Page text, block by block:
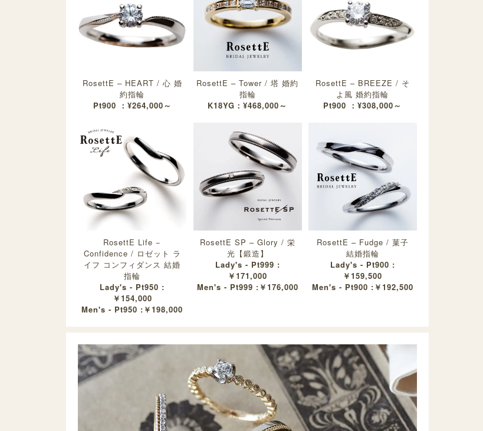
RosettE – HEART / 心 婚
約指輪
Pt900 ：¥264,000～
RosettE – Tower / 塔 婚約
指輪
K18YG：¥468,000～
RosettE – BREEZE / そ
よ風 婚約指輪
Pt900 ：¥308,000～
RosettE Life −
Confidence / ロゼット ラ
イフ コンフィダンス 結婚
指輪
Lady's - Pt950 :
￥154,000
Men's - Pt950 :￥198,000
RosettE SP – Glory / 栄
光【鍛造】
Lady's - Pt999 :
￥171,000
Men's - Pt999 :￥176,000
RosettE – Fudge / 菓子
結婚指輪
Lady's - Pt900 :
￥159,500
Men's - Pt900 :￥192,500